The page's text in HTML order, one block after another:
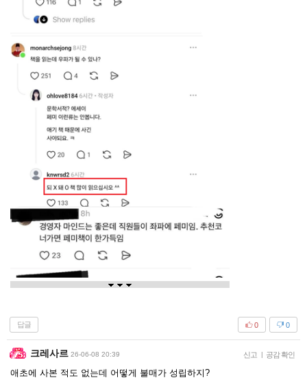
답글 0
0
크레사르 26-06-08 20:39 신고 | 공감 확인
애초에 사본 적도 없는데 어떻게 불매가 성립하지?